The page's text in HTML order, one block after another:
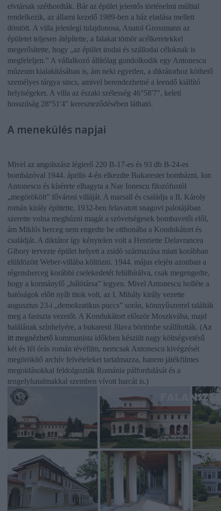
elvtársak széthordták. Bár az épület jelentős történelmi múlttal
rendelkezik, az állami kezelő 1989-ben a ház eladása mellett
döntött. A villa jelenlegi tulajdonosa, Anatol Grossmann az
épületet teljesen átépítette, a falakat tömör acélkeretekkel
megerősítette, hogy „az épület irodai és szállodai céloknak is
megfeleljen.” A vállalkozó állítólag gondolkodik egy Antonescu
múzeum kialakításában is, ám neki egyetlen, a diktátorhoz köthető
személyes tárgya sincs, amivel berendezhetné a leendő kiállító
helyiségeket. A villa az északi szélesség 46°58'7", keleti
hosszúság 28°51'4" kereszteződésében látható.
A menekülés napjai
Mivel az angolszász légierő 220 B-17-es és 93 db B-24-es
bombázóval 1944. április 4-én elkezdte Bukarestet bombázni, Ion
Antonescu és kísérete elhagyta a Nae Ionescu filozófustól
„megörökölt” fővárosi villáját. A marsall és családja a II. Károly
román király építtette, 1932-ben felavatott snagovi palotájában
szerette volna meghúzni magát a szövetségesek bombavetői elől,
ám Miklós herceg nem engedte be otthonába a Kondukátort és
családját. A diktátor így kénytelen volt a Henriette Delavrancea
Gibory tervezte épület helyett a zsidó származása miatt korábban
elüldözött Weber-villába költözni. 1944. május elején azonban a
régensherceg korábbi cselekedetét felülbírálva, csak megengedte,
hogy a kormányfő „hálótársa” legyen. Mivel Antonescu holléte a
hatóságok előtt nyílt titok volt, az I. Mihály király vezette
augusztus 23-i „demokratikus puccs” során, könnyűszerrel találták
meg a fasiszta vezetőt. A Kondukátort először Moszkvába, majd
halálának színhelyére, a bukaresti Jilava börtönbe szállították. (Az
itt megnézhető kommunista időkben készült nagy költségvetésű
két és fél órás román tévéfilm, nemcsak Antonescu kivégzését
megörökítő archív felvételeket tartalmazza, hanem játékfilmes
megoldásokkal feldolgozták Románia pálfordulását és a
tengelyhatalmakkal szemben vívott harcát is.)